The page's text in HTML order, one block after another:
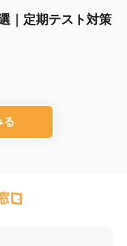
｜定期テスト対策
る